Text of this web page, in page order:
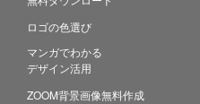
ロゴの色選び
マンガでわかる
デザイン活用
ZOOM背景画像無料作成